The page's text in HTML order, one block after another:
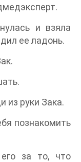
и взяла
ее ладонь.
из руки Зака.
познакомить
за то, что